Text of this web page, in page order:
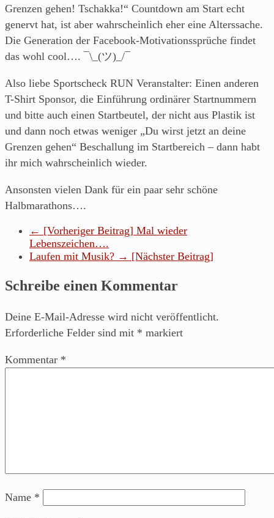
Grenzen gehen! Tschakka!“ Countdown am Start echt
genervt hat, ist aber wahrscheinlich eher eine Alterssache.
Die Generation der Facebook-Motivationssprüche findet
das wohl cool…. ¯\_(ツ)_/¯
Also liebe Sportscheck RUN Veranstalter: Einen anderen
T-Shirt Sponsor, die Einführung ordinärer Startnummern
und bitte auch einen Startbeutel, der nicht aus Plastik ist
und dann noch etwas weniger „Du wirst jetzt an deine
Grenzen gehen“ Beschallung im Startbereich – dann habt
ihr mich wahrscheinlich wieder.
Ansonsten vielen Dank für ein paar sehr schöne
Halbmarathons….
← [Vorheriger Beitrag] Mal wieder
Lebenszeichen….
Laufen mit Musik? → [Nächster Beitrag]
Schreibe einen Kommentar
Deine E-Mail-Adresse wird nicht veröffentlicht.
Erforderliche Felder sind mit * markiert
Kommentar *
Name *